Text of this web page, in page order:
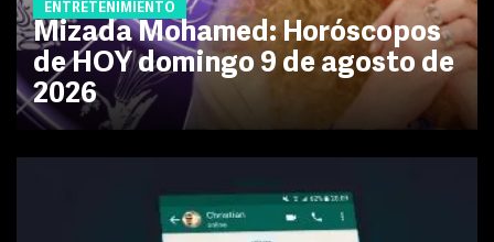
ENTRETENIMIENTO
Mizada Mohamed: Horóscopos
de HOY domingo 9 de agosto de
2026